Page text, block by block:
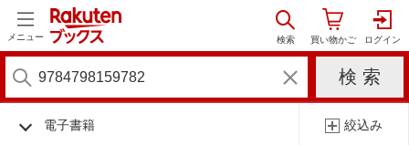
メニュー
電子書籍 絞込み